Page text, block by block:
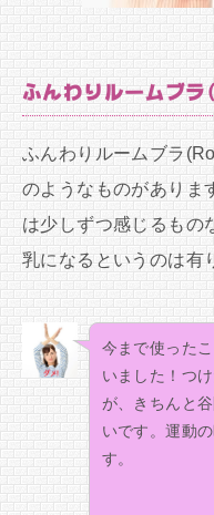
ふんわりルームブ
ふんわりルームブラ
のようなものがありま
は少しずつ感じるもの
乳になるというのは有
今まで使った
いました！つ
が、きちんと
いです。運動
す。